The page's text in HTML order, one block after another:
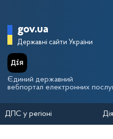
Головна
gov.ua
Державні сайти України
Єдиний державний
вебпортал електронних
ДПС у регіоні